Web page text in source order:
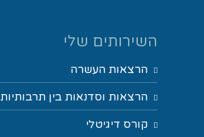
השירותים שלי
הרצאות העשרה
הרצאות וסדנאות בין תרבותיות
קורס דיגיטלי